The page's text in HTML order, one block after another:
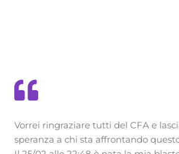
Vorrei ringraziare tutti del CFA e
speranza a chi sta affrontando